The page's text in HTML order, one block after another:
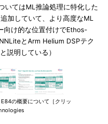
いてはML推論処理に特化した
加していて、より高度なML
向け的な位置付けでEthos-
とArm Helium DSPテク
説明している）
の概要について［クリッ